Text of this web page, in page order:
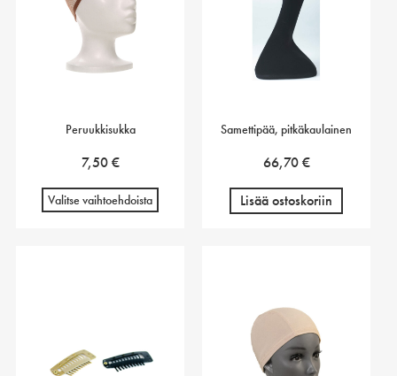
Peruukkisukka
7,50€
Valitse vaihtoehdoista
Samettipää, pitkäkaulainen
66,70€
Lisää ostoskoriin